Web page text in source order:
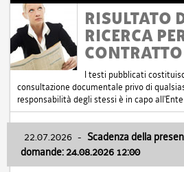
RISULTATO
RICERCA
CONTRATTO
I testi pubblicati
consultazione documentale privo di
responsabilità degli stessi è in capo
22.07.2026 - Scadenza della
domande: 24.08.2026 12:00